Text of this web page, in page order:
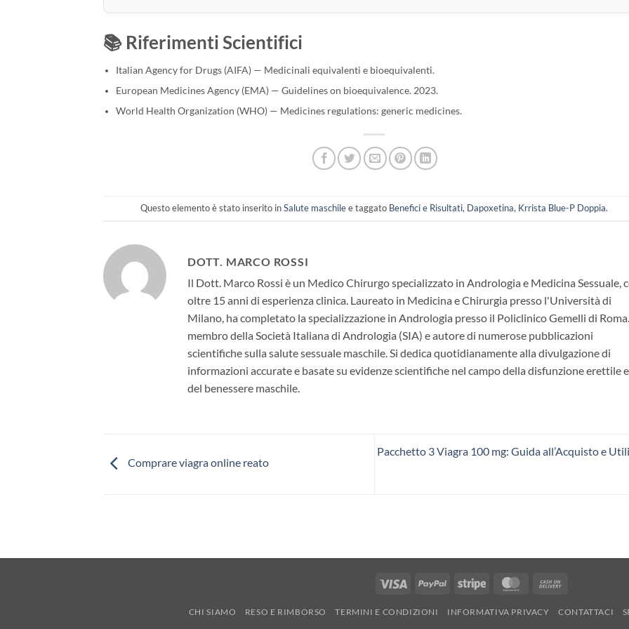
📚 Riferimenti Scientifici
Italian Agency for Drugs (AIFA) — Medicinali equivalenti e bioequivalenti.
European Medicines Agency (EMA) — Guidelines on bioequivalence. 2023.
World Health Organization (WHO) — Medicines regulations: generic medicines.
Questo elemento è stato inserito inSalute maschilee taggato Benefici e Risultati, Dapoxetina, Krrista Blue-P Doppia.
DOTT. MARCO ROSSI
Il Dott. Marco Rossi è un Medico Chirurgo specializzato in Andrologia e Medicina Sessuale,
oltre 15 anni di esperienza clinica. Laureato in Medicina e Chirurgia presso l'Università di
Milano, ha completato la specializzazione in Andrologia presso il Policlinico Gemelli di
membro della Società Italiana di Andrologia (SIA) e autore di numerose pubblicazioni
scientifiche sulla salute sessuale maschile. Si dedica quotidianamente alla divulgazione di
informazioni accurate e basate su evidenze scientifiche nel campo della disfunzione erettile e
del benessere maschile.
Comprare viagra online reato
Pacchetto 3 Viagra 100 mg: Guida all’Acquisto e
Visa PayPal Stripe MasterCard
Delivery
CHI SIAMO RESO E RIMBORSO TERMINI E CONDIZIONI INFORMATIVA PRIVACY CONTATTACI